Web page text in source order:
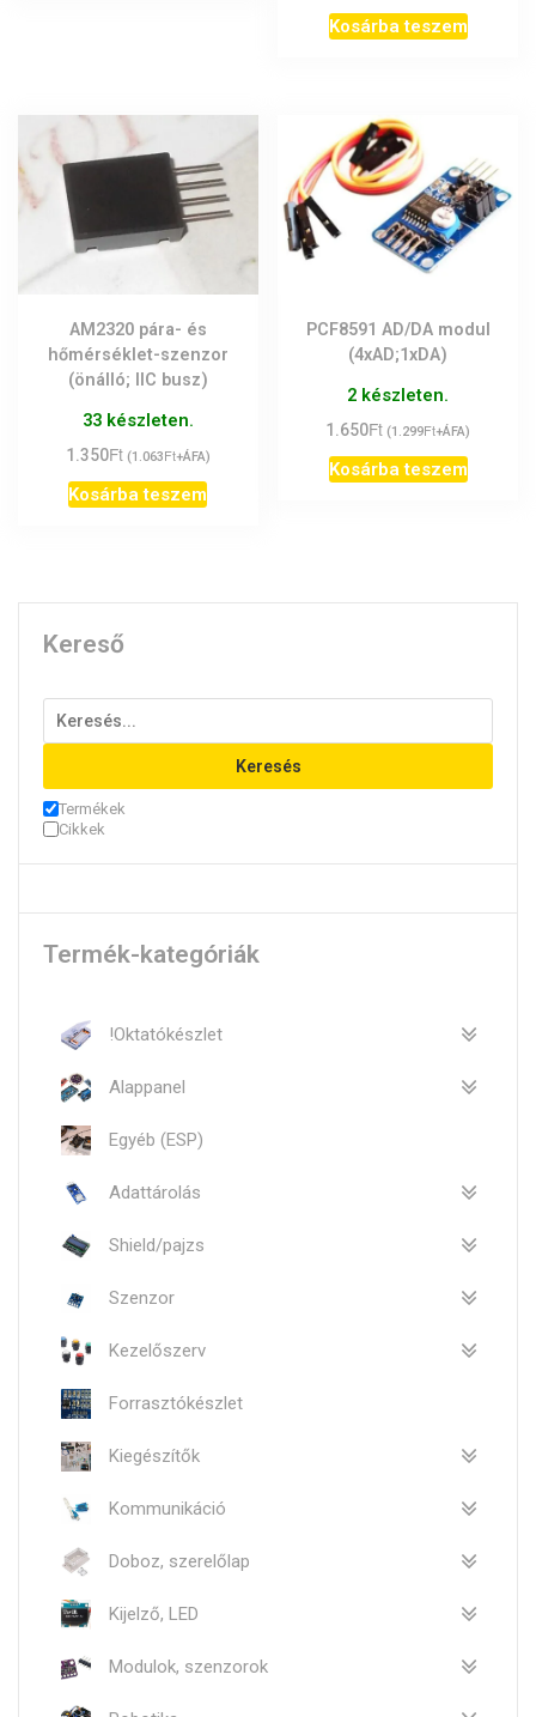
Kosárba teszem
AM2320 pára- és
hőmérséklet-szenzor
(önálló; IIC busz)
33 készleten.
1.350Ft (1.063Ft+ÁFA)
Kosárba teszem
PCF8591 AD/DA modul
(4xAD;1xDA)
2 készleten.
1.650Ft (1.299Ft+ÁFA)
Kosárba teszem
Kereső
Keresés
Termékek
Cikkek
Termék-kategóriák
!Oktatókészlet
Alappanel
Egyéb (ESP)
Adattárolás
Shield/pajzs
Szenzor
Kezelőszerv
Forrasztókészlet
Kiegészítők
Kommunikáció
Doboz, szerelőlap
Kijelző, LED
Modulok, szenzorok